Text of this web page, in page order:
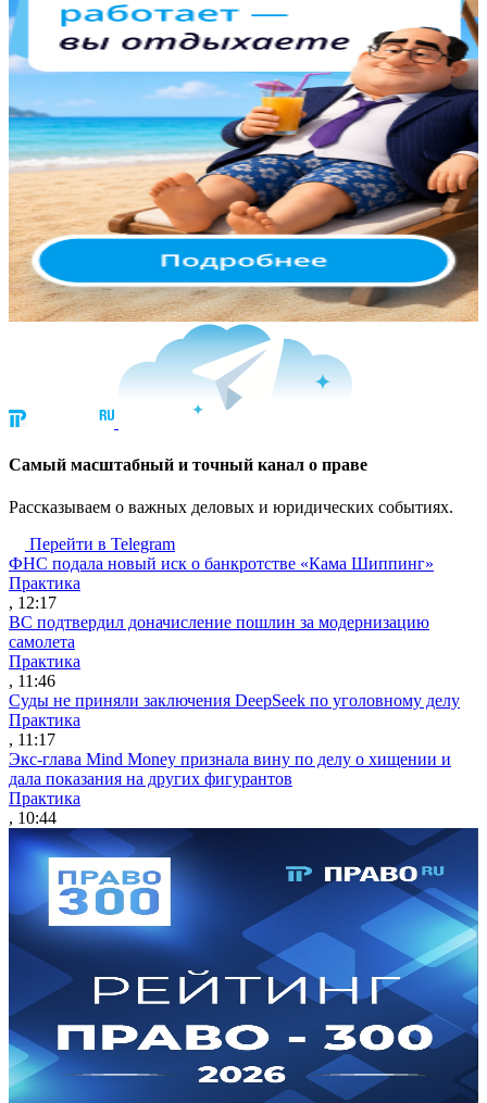
Cамый масштабный и точный канал о праве
Рассказываем о важных деловых и юридических событиях.
Перейти в Telegram
ФНС подала новый иск о банкротстве «Кама Шиппинг»
Практика
, 12:17
ВС подтвердил доначисление пошлин за модернизацию
самолета
Практика
, 11:46
Суды не приняли заключения DeepSeek по уголовному делу
Практика
, 11:17
Экс-глава Mind Money признала вину по делу о хищении и
дала показания на других фигурантов
Практика
, 10:44